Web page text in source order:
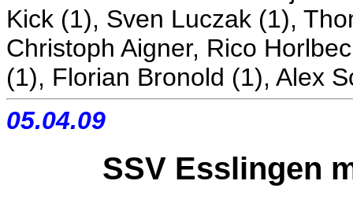
Kick (1), Sven Luczak (1),
Christoph Aigner, Rico
(1), Florian Bronold (1), Alex
05.04.09
SSV Esslingen